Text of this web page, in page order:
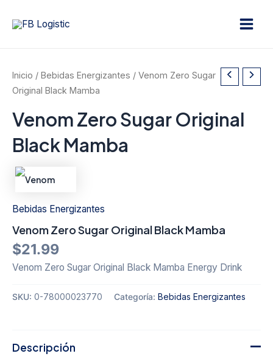
Inicio / Bebidas Energizantes / Venom Zero Sugar
Original Black Mamba
Venom Zero Sugar Original
Black Mamba
Bebidas Energizantes
Venom Zero Sugar Original Black Mamba
$21.99
Venom Zero Sugar Original Black Mamba Energy Drink
SKU: 0-78000023770 Categoría: Bebidas Energizantes
Descripción